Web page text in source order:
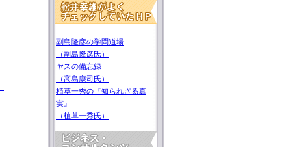
副島隆彦の学問道場
（副島隆彦氏）
ヤスの備忘録
（高島康司氏）
植草一秀の『知られざる真
実』
（植草一秀氏）